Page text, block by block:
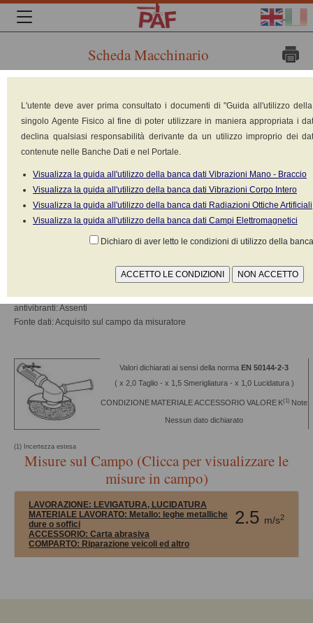
Scheda Macchinario
RUPES
Modello: LT
Tipologia:
verticali,
angolari)
Costruito nel:
antivibranti: Assenti
Fonte dati: Acquisito sul campo da misuratore
Valori dichiarati ai sensi della norma EN 50144-2-3
( x 2,0 Taglio - x 1,5 Smerigliatura - x 1,0 Lucidatura )
CONDIZIONE MATERIALEACCESSORIO VALORE K(1) Note
Nessun dato dichiarato
(1) Incertezza estesa
Misure sul Campo (Clicca per visualizzare le
misure in campo)
2.5 m/s2
LAVORAZIONE: LEVIGATURA, LUCIDATURA
MATERIALE LAVORATO: Metallo: leghe metalliche
dure o soffici
ACCESSORIO: Carta abrasiva
COMPARTO: Riparazione veicoli ed altro
L'utente deve aver prima consultato i documenti di "Guida all'utilizzo
singolo Agente Fisico al fine di poter utilizzare in maniera appropriata i
declina qualsiasi responsabilità derivante da un utilizzo improprio dei
contenute nelle Banche Dati e nel Portale.
Visualizza la guida all'utilizzo della banca dati Vibrazioni Mano - Braccio
Visualizza la guida all'utilizzo della banca dati Vibrazioni Corpo Intero
Visualizza la guida all'utilizzo della banca dati Radiazioni Ottiche Artificiali
Visualizza la guida all'utilizzo della banca dati Campi Elettromagnetici
Dichiaro di aver letto le condizioni di utilizzo della